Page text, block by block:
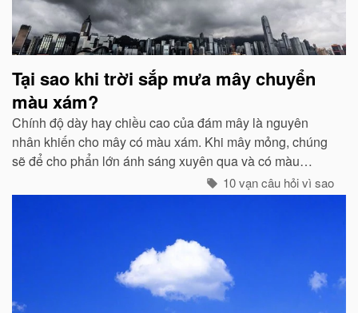
Tại sao khi trời sắp mưa mây chuyển
màu xám?
Chính độ dày hay chiều cao của đám mây là nguyên
nhân khiến cho mây có màu xám. Khi mây mỏng, chúng
sẽ để cho phẩn lớn ánh sáng xuyên qua và có màu
10 vạn câu hỏi vì sao